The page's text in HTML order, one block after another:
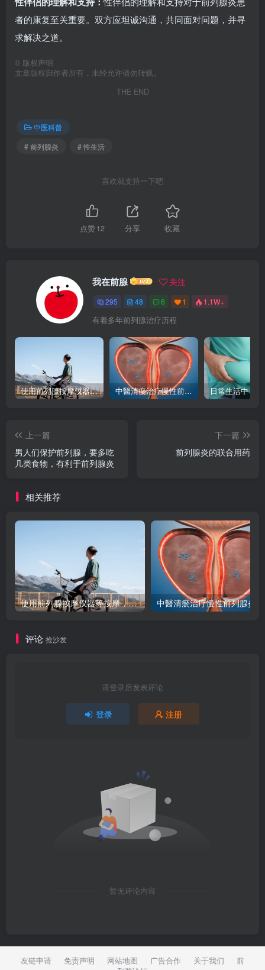
者的康复至关重要。双方应坦诚沟通，共同面对问题，并寻
求解决之道。
© 版权声明
文章版权归作者所有，未经允许请勿转载。
THE END
中医科普
# 前列腺炎
# 性生活
喜欢就支持一下吧
点赞12 分享 收藏
我在前腺 关注
295 48 6 1 1.1W+
有着多年前列腺治疗历程
使用前列腺按摩仪器等按摩，真的能减轻炎症疼痛吗？ 中醫清瘀治疗慢性前列腺炎
上一篇
男人们保护前列腺，要多吃
几类食物，有利于前列腺炎
下一篇
前列腺炎的联合用药
相关推荐
使用前列腺按摩仪器等按摩，真的能减轻炎症疼痛吗？ 中醫清瘀治疗慢性前列腺炎
评论 抢沙发
请登录后发表评论
登录 注册
暂无评论内容
友链申请 免责声明 网站地图 广告合作 关于我们
前